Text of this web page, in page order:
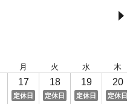
月
17
定休日
火
18
定休日
水
19
定休日
木
20
定休日